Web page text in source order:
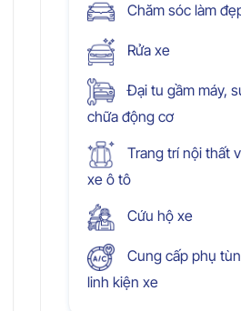
Chăm sóc làm
Rửa xe
Đại tu gầm máy,
chữa động cơ
Trang trí nội thất
xe ô tô
Cứu hộ xe
Cung cấp phụ
linh kiện xe